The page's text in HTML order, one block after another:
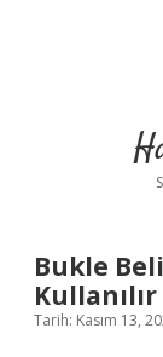
Bukle
Kullanılır
Tarih: Kasım 13,